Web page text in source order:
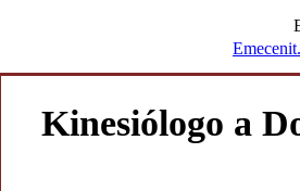
Kinesiólogo a